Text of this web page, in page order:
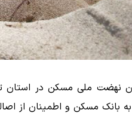
نهضت ملی مسکن در استان
مسکن و اطمینان از اصالت پیامک نسبت